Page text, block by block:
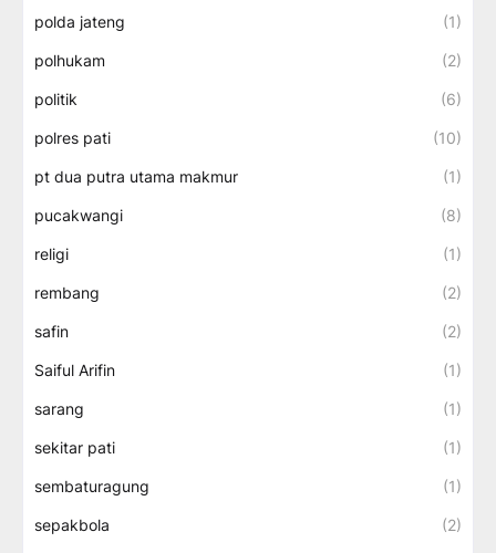
polda jateng (1)
polhukam (2)
politik (6)
polres pati (10)
pt dua putra utama makmur (1)
pucakwangi (8)
religi (1)
rembang (2)
safin (2)
Saiful Arifin (1)
sarang (1)
sekitar pati (1)
sembaturagung (1)
sepakbola (2)